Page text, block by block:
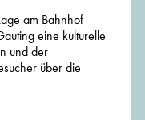
am Bahnhof
eine kulturelle
und der
über die